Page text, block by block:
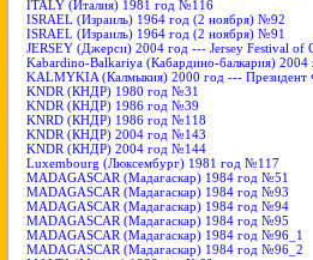
ITALY (Италия) 1981 год №116
ISRAEL (Израиль) 1964 год (2 ноября) №92
ISRAEL (Израиль) 1964 год (2 ноября) №91
JERSEY (Джерси) 2004 год --- Jersey Festival of
Kabardino-Balkariya (Кабардино-балкария)
KALMYKIA (Калмыкия) 2000 год ---
KNDR (КНДР) 1980 год №31
KNDR (КНДР) 1986 год №39
KNRD (КНДР) 1986 год №118
KNDR (КНДР) 2004 год №143
KNDR (КНДР) 2004 год №144
Luxembourg (Люксембург) 1981 год №117
MADAGASCAR (Мадагаскар) 1984 год №51
MADAGASCAR (Мадагаскар) 1984 год №93
MADAGASCAR (Мадагаскар) 1984 год №94
MADAGASCAR (Мадагаскар) 1984 год №95
MADAGASCAR (Мадагаскар) 1984 год №96_1
MADAGASCAR (Мадагаскар) 1984 год №96_2